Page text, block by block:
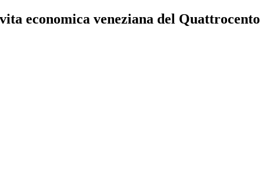
economica veneziana del Quattrocento